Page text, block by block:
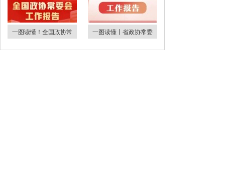
一图读懂！全国政协常 一图读懂丨省政协常委